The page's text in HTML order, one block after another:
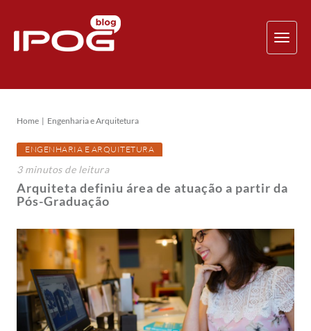
Home Engenharia e Arquitetura
ENGENHARIA E ARQUITETURA
3 minutosde leitura
Arquiteta definiu área de atuação a partir da
Pós-Graduação